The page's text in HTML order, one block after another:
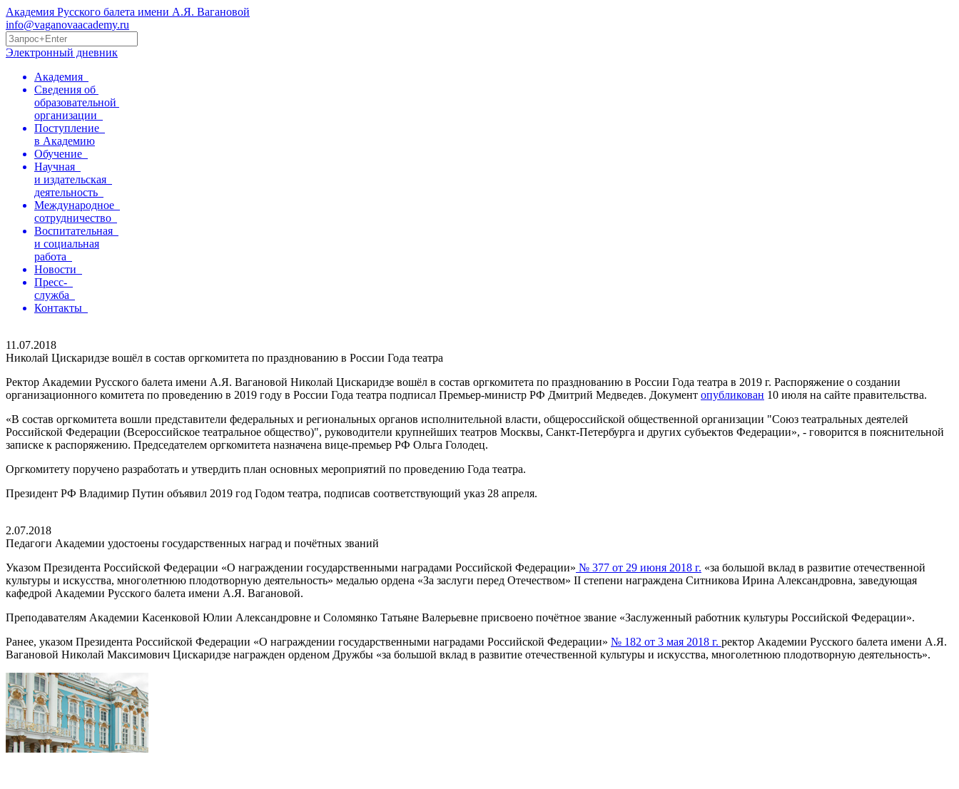
Академия Русского балета имени А.Я. Вагановой
info@vaganovaacademy.ru
Электронный дневник
Академия
Сведения об
образовательной
организации
Поступление
в Академию
Обучение
Научная
и издательская
деятельность
Международное
сотрудничество
Воспитательная
и социальная
работа
Новости
Пресс-
служба
Контакты
11.07.2018
Николай Цискаридзе вошёл в состав оргкомитета по празднованию в России Года театра
Ректор Академии Русского балета имени А.Я. Вагановой Николай Цискаридзе вошёл в состав оргкомитета по празднованию в России Года театра в 2019 г. Распоряжение о создании
организационного комитета по проведению в 2019 году в России Года театра подписал Премьер-министр РФ Дмитрий Медведев. Документ опубликован 10 июля на сайте правительства.
«В состав оргкомитета вошли представители федеральных и региональных органов исполнительной власти, общероссийской общественной организации "Союз театральных деятелей
Российской Федерации (Всероссийское театральное общество)", руководители крупнейших театров Москвы, Санкт-Петербурга и других субъектов Федерации», - говорится в пояснительной
записке к распоряжению. Председателем оргкомитета назначена вице-премьер РФ Ольга Голодец.
Оргкомитету поручено разработать и утвердить план основных мероприятий по проведению Года театра.
Президент РФ Владимир Путин объявил 2019 год Годом театра, подписав соответствующий указ 28 апреля.
2.07.2018
Педагоги Академии удостоены государственных наград и почётных званий
Указом Президента Российской Федерации «О награждении государственными наградами Российской Федерации» № 377 от 29 июня 2018 г. «за большой вклад в развитие отечественной
культуры и искусства, многолетнюю плодотворную деятельность» медалью ордена «За заслуги перед Отечеством» II степени награждена Ситникова Ирина Александровна, заведующая
кафедрой Академии Русского балета имени А.Я. Вагановой.
Преподавателям Академии Касенковой Юлии Александровне и Соломянко Татьяне Валерьевне присвоено почётное звание «Заслуженный работник культуры Российской Федерации».
Ранее, указом Президента Российской Федерации «О награждении государственными наградами Российской Федерации» № 182 от 3 мая 2018 г. ректор Академии Русского балета имени А.Я.
Вагановой Николай Максимович Цискаридзе награжден орденом Дружбы «за большой вклад в развитие отечественной культуры и искусства, многолетнюю плодотворную деятельность».